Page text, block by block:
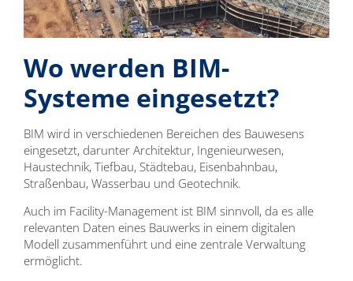
Wo werden BIM-
Systeme eingesetzt?
BIM wird in verschiedenen Bereichen des Bauwesens
eingesetzt, darunter Architektur, Ingenieurwesen,
Haustechnik, Tiefbau, Städtebau, Eisenbahnbau,
Straßenbau, Wasserbau und Geotechnik.
Auch im Facility-Management ist BIM sinnvoll, da es alle
relevanten Daten eines Bauwerks in einem digitalen
Modell zusammenführt und eine zentrale Verwaltung
ermöglicht.